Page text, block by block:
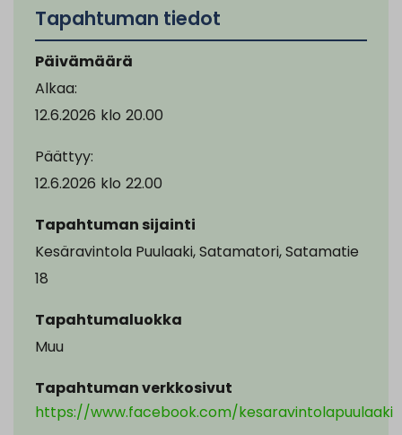
Tapahtuman tiedot
Päivämäärä
Alkaa:
12.6.2026 klo 20.00
Päättyy:
12.6.2026 klo 22.00
Tapahtuman sijainti
Kesäravintola Puulaaki, Satamatori, Satamatie
18
Tapahtumaluokka
Muu
Tapahtuman verkkosivut
https://www.facebook.com/kesaravintolapuulaaki